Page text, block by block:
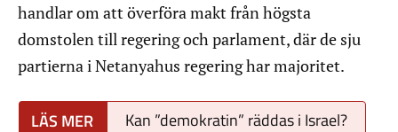
handlar om att överföra makt från högsta
domstolen till regering och parlament, där de sju
partierna i Netanyahus regering har majoritet.
Kan ”demokratin” räddas i Israel?